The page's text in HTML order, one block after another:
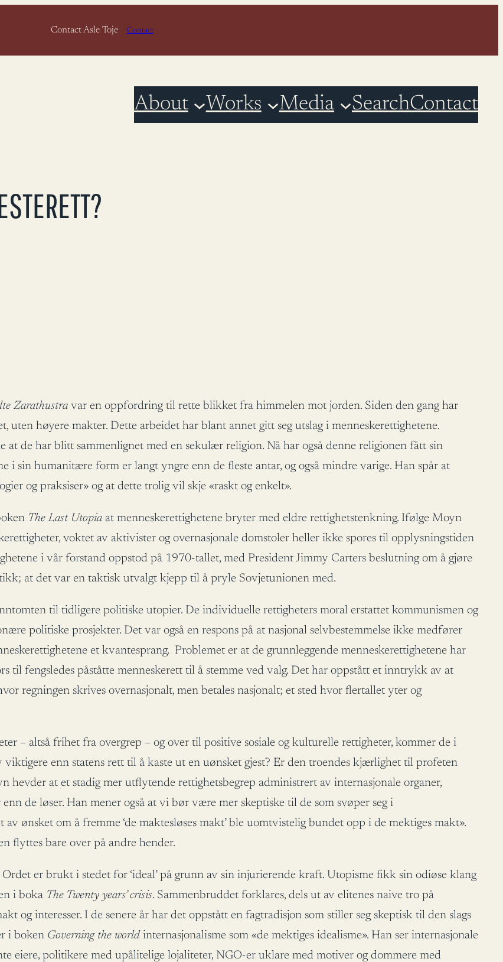
Contact Asle Toje Contact
About Works Media SearchContact
Zarathustra var en oppfordring til rette blikket fra himmelen mot jorden. Siden den gang har
høyere makter. Dette arbeidet har blant annet gitt seg utslag i menneskerettighetene.
at de har blitt sammenlignet med en sekulær religion. Nå har også denne religionen fått sin
i sin humanitære form er langt yngre enn de fleste antar, og også mindre varige. Han spår at
og praksiser» og at dette trolig vil skje «raskt og enkelt».
The Last Utopia at menneskerettighetene bryter med eldre rettighetstenkning. Ifølge Moyn
voktet av aktivister og overnasjonale domstoler heller ikke spores til opplysningstiden
i vår forstand oppstod på 1970-tallet, med President Jimmy Carters beslutning om å gjøre
at det var en taktisk utvalgt kjepp til å pryle Sovjetunionen med.
til tidligere politiske utopier. De individuelle rettigheters moral erstattet kommunismen og
politiske prosjekter. Det var også en respons på at nasjonal selvbestemmelse ikke medfører
et kvantesprang. Problemet er at de grunnleggende menneskerettighetene har
til fengsledes påståtte menneskerett til å stemme ved valg. Det har oppstått et inntrykk av at
regningen skrives overnasjonalt, men betales nasjonalt; et sted hvor flertallet yter og
– altså frihet fra overgrep – og over til positive sosiale og kulturelle rettigheter, kommer de i
enn statens rett til å kaste ut en uønsket gjest? Er den troendes kjærlighet til profeten
at et stadig mer utflytende rettighetsbegrep administrert av internasjonale organer,
de løser. Han mener også at vi bør være mer skeptiske til de som svøper seg i
ønsket om å fremme ‘de maktesløses makt’ ble uomtvistelig bundet opp i de mektiges makt».
flyttes bare over på andre hender.
er brukt i stedet for ‘ideal’ på grunn av sin injurierende kraft. Utopisme fikk sin odiøse klang
i boka The Twenty years’ crisis. Sammenbruddet forklares, dels ut av elitenes naive tro på
og interesser. I de senere år har det oppstått en fagtradisjon som stiller seg skeptisk til den slags
i boken Governing the world internasjonalisme som «de mektiges idealisme». Han ser internasjonale
eiere, politikere med upålitelige lojaliteter, NGO-er uklare med motiver og dommere med